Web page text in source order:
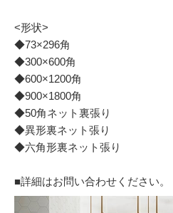
<形状>
◆73×296角
◆300×600角
◆600×1200角
◆900×1800角
◆50角ネット裏張り
◆異形裏ネット張り
◆六角形裏ネット張り
■詳細はお問い合わせください。